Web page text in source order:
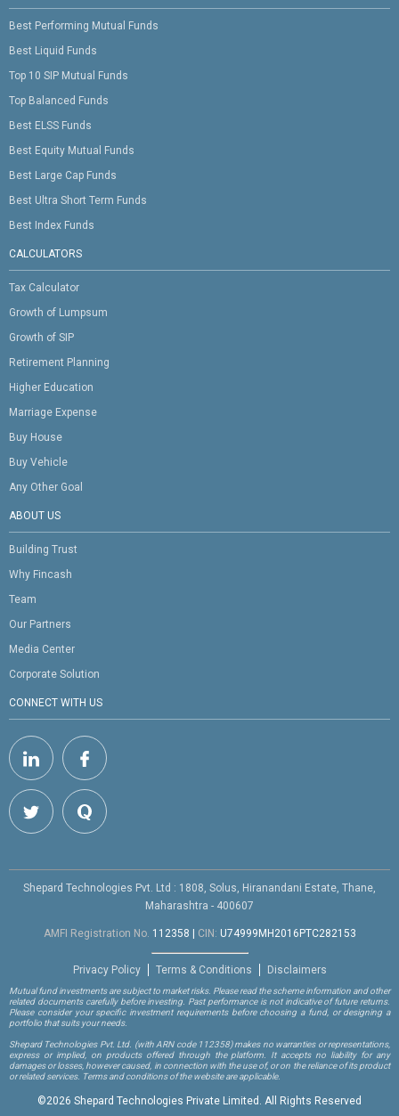
Best Performing Mutual Funds
Best Liquid Funds
Top 10 SIP Mutual Funds
Top Balanced Funds
Best ELSS Funds
Best Equity Mutual Funds
Best Large Cap Funds
Best Ultra Short Term Funds
Best Index Funds
CALCULATORS
Tax Calculator
Growth of Lumpsum
Growth of SIP
Retirement Planning
Higher Education
Marriage Expense
Buy House
Buy Vehicle
Any Other Goal
ABOUT US
Building Trust
Why Fincash
Team
Our Partners
Media Center
Corporate Solution
CONNECT WITH US
Shepard Technologies Pvt. Ltd : 1808, Solus, Hiranandani Estate, Thane,
Maharashtra - 400607
AMFI Registration No. 112358 CIN: U74999MH2016PTC282153
Privacy Policy Terms & Conditions Disclaimers
Mutual fund investments are subject to market risks. Please read the scheme information and other
related documents carefully before investing. Past performance is not indicative of future returns.
Please consider your specific investment requirements before choosing a fund, or designing a
portfolio that suits your needs.
Shepard Technologies Pvt. Ltd. (with ARN code 112358)makes no warranties or representations,
express or implied, on products offered through the platform. It accepts no liability for any
damages or losses, however caused, in connection with the use of, or on the reliance of its product
or related services. Terms and conditions of the website are applicable.
©2026 Shepard Technologies Private Limited. All Rights Reserved